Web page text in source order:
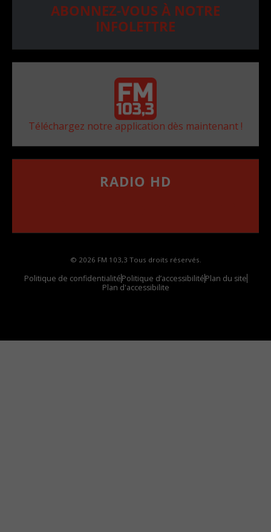
ABONNEZ-VOUS À NOTRE
INFOLETTRE
Téléchargez notre application dès maintenant !
RADIO HD
© 2026 FM 103,3 Tous droits réservés.
Politique de confidentialitéPolitique d’accessibilitéPlan du site
Plan d'accessibilite